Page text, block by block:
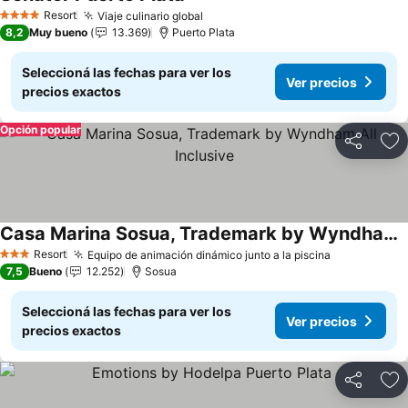
4 EstrellasResort Viaje culinario global
8,2 Muy bueno 13.369 Puerto Plata
Seleccioná las fechas para ver los
precios exactos
Ver precios
Compartir
Opción popular
3 EstrellasResort Equipo de animación dinámico junto a la piscina
Casa Marina Sosua, Trademark by Wyndham All Inclusive
Ver precios
7,5 Bueno 12.252 Sosua
Seleccioná las fechas para ver los
precios exactos
Ver precios
Compartir